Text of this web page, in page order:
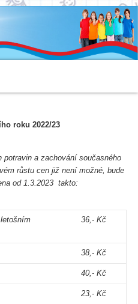
roku 2022/23
a zachování současného
růstu cen již není možné, bude
od 1.3.2023 takto:
36,- Kč
38,- Kč
40,- Kč
23,- Kč